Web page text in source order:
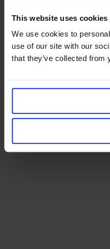
This website uses cookies
We use cookies to
use of our site with our
that they’ve collected